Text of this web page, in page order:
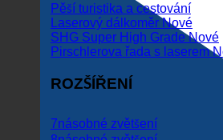
Pěší turistika a cestování
Laserový dálkoměr
SHG Super High Grade
Pirschlerova řada s laserem
ROZŠÍŘENÍ
7násobné zvětšení